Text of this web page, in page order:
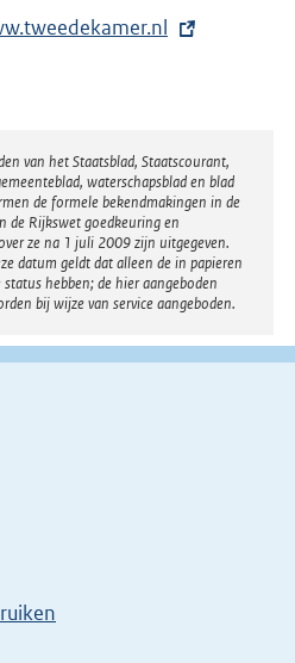
van het Staatsblad, Staatscourant,
waterschapsblad en blad
de formele bekendmakingen in de
de Rijkswet goedkeuring en
ze na 1 juli 2009 zijn uitgegeven.
datum geldt dat alleen de in papieren
hebben; de hier aangeboden
bij wijze van service aangeboden.